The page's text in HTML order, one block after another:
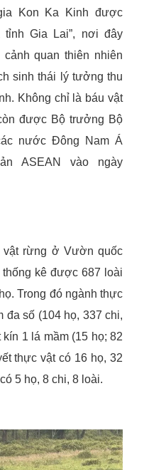
Kon Ka Kinh được
tỉnh Gia Lai”, nơi đây
quan thiên nhiên
sinh thái lý tưởng thu
Không chỉ là báu vật
được Bộ trưởng Bộ
nước Đông Nam Á
ASEAN vào ngày
vật rừng ở Vườn quốc
kê được 687 loài
Trong đó ngành thực
đa số (104 họ, 337 chi,
1 lá mầm (15 họ; 82
thực vật có 16 họ, 32
5 họ, 8 chi, 8 loài.